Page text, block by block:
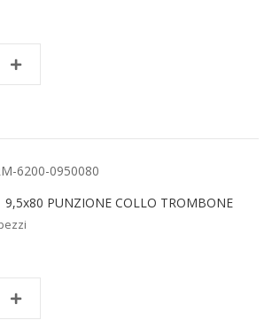
6200-0950080
9,5x80 PUNZIONE COLLO TROMBONE